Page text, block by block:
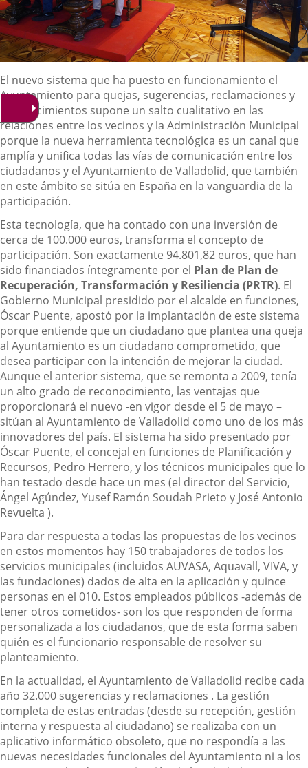
Descripción
El nuevo sistema que ha puesto en funcionamiento el
Ayuntamiento para quejas, sugerencias, reclamaciones y
agradecimientos supone un salto cualitativo en las
relaciones entre los vecinos y la Administración Municipal
porque la nueva herramienta tecnológica es un canal que
amplía y unifica todas las vías de comunicación entre los
ciudadanos y el Ayuntamiento de Valladolid, que también
en este ámbito se sitúa en España en la vanguardia de la
participación.
Esta tecnología, que ha contado con una inversión de
cerca de 100.000 euros, transforma el concepto de
participación. Son exactamente 94.801,82 euros, que han
sido financiados íntegramente por el Plan de Plan de
Recuperación, Transformación y Resiliencia (PRTR). El
Gobierno Municipal presidido por el alcalde en funciones,
Óscar Puente, apostó por la implantación de este sistema
porque entiende que un ciudadano que plantea una queja
al Ayuntamiento es un ciudadano comprometido, que
desea participar con la intención de mejorar la ciudad.
Aunque el anterior sistema, que se remonta a 2009, tenía
un alto grado de reconocimiento, las ventajas que
proporcionará el nuevo -en vigor desde el 5 de mayo –
sitúan al Ayuntamiento de Valladolid como uno de los más
innovadores del país. El sistema ha sido presentado por
Óscar Puente, el concejal en funciones de Planificación y
Recursos, Pedro Herrero, y los técnicos municipales que lo
han testado desde hace un mes (el director del Servicio,
Ángel Agúndez, Yusef Ramón Soudah Prieto y José Antonio
Revuelta ).
Para dar respuesta a todas las propuestas de los vecinos
en estos momentos hay 150 trabajadores de todos los
servicios municipales (incluidos AUVASA, Aquavall, VIVA, y
las fundaciones) dados de alta en la aplicación y quince
personas en el 010. Estos empleados públicos -además de
tener otros cometidos- son los que responden de forma
personalizada a los ciudadanos, que de esta forma saben
quién es el funcionario responsable de resolver su
planteamiento.
En la actualidad, el Ayuntamiento de Valladolid recibe cada
año 32.000 sugerencias y reclamaciones . La gestión
completa de estas entradas (desde su recepción, gestión
interna y respuesta al ciudadano) se realizaba con un
aplicativo informático obsoleto, que no respondía a las
nuevas necesidades funcionales del Ayuntamiento ni a los